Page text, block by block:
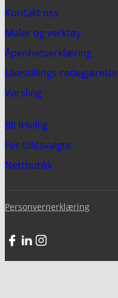
Kontakt oss
Maler og verktøy
Åpenhetserklæring
Likestillings-redegjørelse
Varsling
Bli frivillig
For tillitsvalgte
Nettbutikk
Personvernerklæring